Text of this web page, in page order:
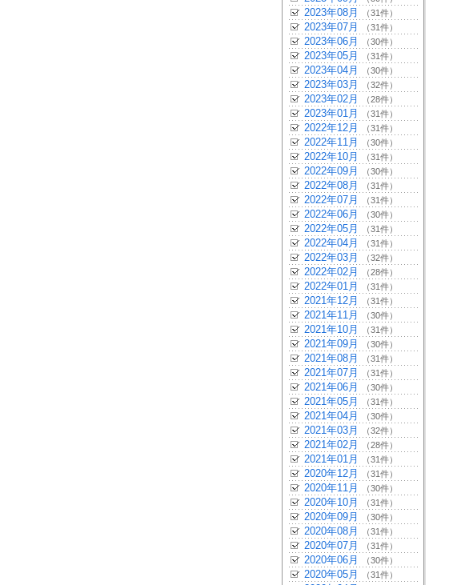
2023年08月 （31件）
2023年07月 （31件）
2023年06月 （30件）
2023年05月 （31件）
2023年04月 （30件）
2023年03月 （32件）
2023年02月 （28件）
2023年01月 （31件）
2022年12月 （31件）
2022年11月 （30件）
2022年10月 （31件）
2022年09月 （30件）
2022年08月 （31件）
2022年07月 （31件）
2022年06月 （30件）
2022年05月 （31件）
2022年04月 （31件）
2022年03月 （32件）
2022年02月 （28件）
2022年01月 （31件）
2021年12月 （31件）
2021年11月 （30件）
2021年10月 （31件）
2021年09月 （30件）
2021年08月 （31件）
2021年07月 （31件）
2021年06月 （30件）
2021年05月 （31件）
2021年04月 （30件）
2021年03月 （32件）
2021年02月 （28件）
2021年01月 （31件）
2020年12月 （31件）
2020年11月 （30件）
2020年10月 （31件）
2020年09月 （30件）
2020年08月 （31件）
2020年07月 （31件）
2020年06月 （30件）
2020年05月 （31件）